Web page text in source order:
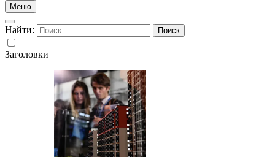
Меню
Найти:
Заголовки